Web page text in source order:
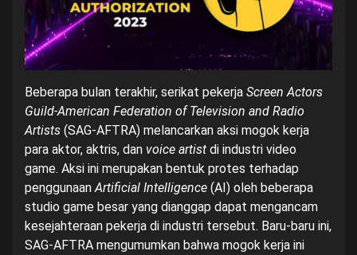
Beberapa bulan terakhir, serikat pekerja Screen Actors
Guild-American Federation of Television and Radio
Artists (SAG-AFTRA) melancarkan aksi mogok kerja
para aktor, aktris, dan voice artist di industri video
game. Aksi ini merupakan bentuk protes terhadap
penggunaan Artificial Intelligence (AI) oleh beberapa
studio game besar yang dianggap dapat mengancam
kesejahteraan pekerja di industri tersebut. Baru-baru ini,
SAG-AFTRA mengumumkan bahwa mogok kerja ini